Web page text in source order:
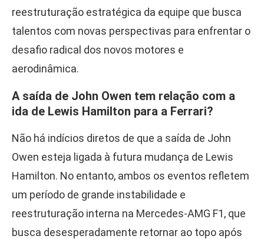
reestruturação estratégica da equipe que busca
talentos com novas perspectivas para enfrentar o
desafio radical dos novos motores e
aerodinâmica.
A saída de John Owen tem relação com a
ida de Lewis Hamilton para a Ferrari?
Não há indícios diretos de que a saída de John
Owen esteja ligada à futura mudança de Lewis
Hamilton. No entanto, ambos os eventos refletem
um período de grande instabilidade e
reestruturação interna na Mercedes-AMG F1, que
busca desesperadamente retornar ao topo após